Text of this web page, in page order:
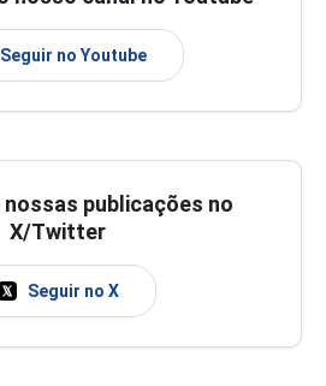
Seguir no Youtube
nossas publicações no
X/Twitter
Seguir no X